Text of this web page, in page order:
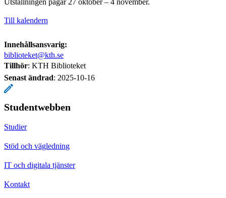
Till kalendern
Innehållsansvarig:
biblioteket@kth.se
Tillhör: KTH Biblioteket
Senast ändrad: 2025-10-16
Studentwebben
Studier
Stöd och vägledning
IT och digitala tjänster
Kontakt